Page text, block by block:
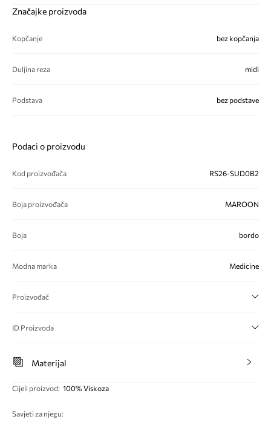
Značajke proizvoda
Kopčanje bez kopčanja
Duljina reza midi
Podstava bez podstave
Podaci o proizvodu
Kod proizvođača RS26-SUD0B2
Boja proizvođača MAROON
Boja bordo
Modna marka Medicine
Proizvođač
ID Proizvoda
Materijal
Cijeli proizvod: 100% Viskoza
Savjeti za njegu: